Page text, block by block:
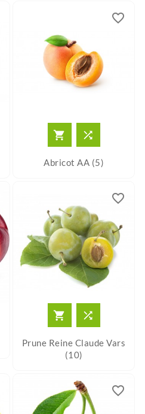
 
Abricot AA (5)
favorite_border
 
Prune Reine Claude Vars
(10)
favorite_border
favorite_border